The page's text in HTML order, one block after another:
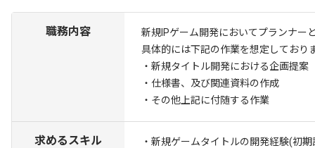
職務内容
新規IPゲーム開発においてプランナー
具体的には下記の作業を想定しており
・新規タイトル開発における企画提案
・仕様書、及び関連資料の作成
・その他上記に付随する作業
求めるスキル
・新規ゲームタイトルの開発経験(初